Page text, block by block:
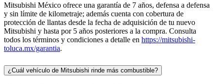
Mitsubishi México ofrece una garantía de 7 años, defensa a defensa
y sin límite de kilometraje; además cuenta con cobertura de
protección de llantas desde la fecha de adquisición de tu nuevo
Mitsubishi y hasta por 5 años posteriores a la compra. Consulta
todos los términos y condiciones a detalle en https://mitsubishi-
toluca.mx/garantia.
¿Cuál vehículo de Mitsubishi rinde más combustible?